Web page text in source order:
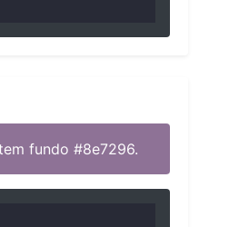
fundo #8e7296.